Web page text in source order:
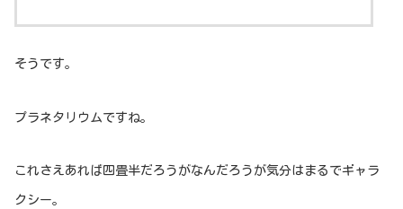
そうです。
プラネタリウムですね。
これさえあれば四畳半だろうがなんだろうが気分はまるでギャラ
クシー。